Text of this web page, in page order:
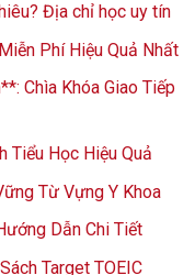
Địa chỉ học uy tín
Phí Hiệu Quả Nhất
Chìa Khóa Giao Tiếp
Tiểu Học Hiệu Quả
Từ Vựng Y Khoa
Dẫn Chi Tiết
Target TOEIC